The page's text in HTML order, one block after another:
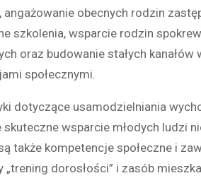
obecnych rodzin
szkolenia, wsparcie rodzin
oraz budowanie stałych kanałów
społecznymi.
dotyczące usamodzielniania
wsparcie młodych ludzi
także kompetencje społeczne i
dorosłości” i zasób